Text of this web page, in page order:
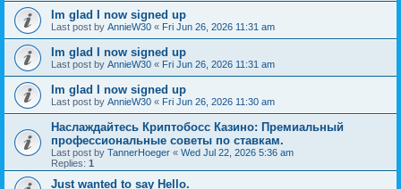
Im glad I now signed up
Last post by AnnieW30 « Fri Jun 26, 2026 11:31 am
Im glad I now signed up
Last post by AnnieW30 « Fri Jun 26, 2026 11:31 am
Im glad I now signed up
Last post by AnnieW30 « Fri Jun 26, 2026 11:30 am
Наслаждайтесь Криптобосс Казино: Премиальный
профессиональные советы по ставкам.
Last post by TannerHoeger « Wed Jul 22, 2026 5:36 am
Replies: 1
Just wanted to say Hello.